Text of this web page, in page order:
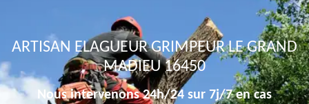
ARTISAN ELAGUEUR GRIMPEUR LE GRAND
MADIEU 16450
Nous intervenons 24h/24 sur 7j/7 en cas